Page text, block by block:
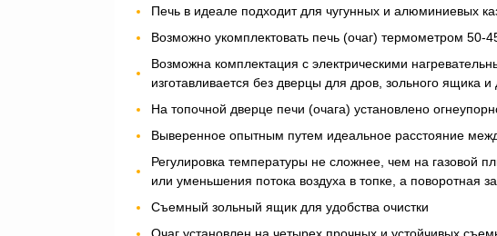
Печь в идеале подходит для чугунных и алюминиевых
Возможно укомплектовать печь (очаг) термометром
Возможна комплектация с электрическими
изготавливается без дверцы для дров, зольного ящика
На топочной дверце печи (очага) установлено
Выверенное опытным путем идеальное расстояние
Регулировка температуры не сложнее, чем на газовой
или уменьшения потока воздуха в топке, а поворотная
Съемный зольный ящик для удобства очистки